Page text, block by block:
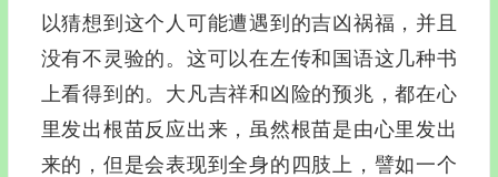
以猜想到这个人可能遭遇到的吉凶祸福，并且
没有不灵验的。这可以在左传和国语这几种书
上看得到的。大凡吉祥和凶险的预兆，都在心
里发出根苗反应出来，虽然根苗是由心里发出
来的，但是会表现到全身的四肢上，譬如一个